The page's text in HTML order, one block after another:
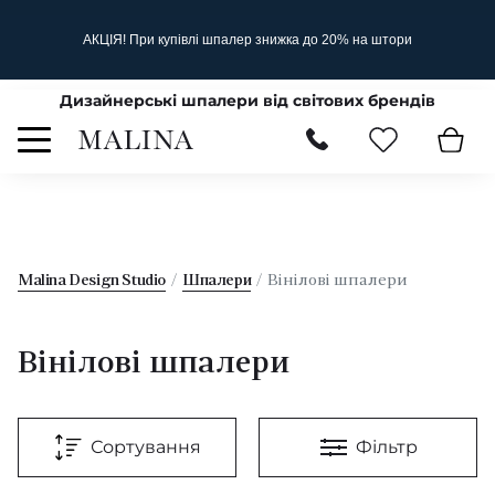
АКЦІЯ! При купівлі шпалер знижка до 20% на штори
Дизайнерські шпалери від світових брендів
Malina Design Studio Шпалери Вінілові шпалери
Вінілові шпалери
За типом
Сортування Фільтр